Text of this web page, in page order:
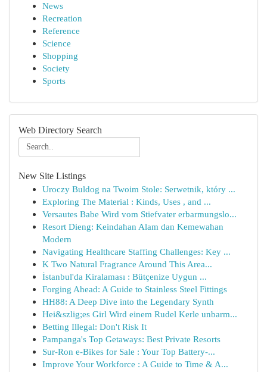
News
Recreation
Reference
Science
Shopping
Society
Sports
Web Directory Search
New Site Listings
Uroczy Buldog na Twoim Stole: Serwetnik, który ...
Exploring The Material : Kinds, Uses , and ...
Versautes Babe Wird vom Stiefvater erbarmungslo...
Resort Dieng: Keindahan Alam dan Kemewahan
Modern
Navigating Healthcare Staffing Challenges: Key ...
K Two Natural Fragrance Around This Area...
İstanbul'da Kiralaması : Bütçenize Uygun ...
Forging Ahead: A Guide to Stainless Steel Fittings
HH88: A Deep Dive into the Legendary Synth
Hei&szlig;es Girl Wird einem Rudel Kerle unbarm...
Betting Illegal: Don't Risk It
Pampanga's Top Getaways: Best Private Resorts
Sur-Ron e-Bikes for Sale : Your Top Battery-...
Improve Your Workforce : A Guide to Time & A...